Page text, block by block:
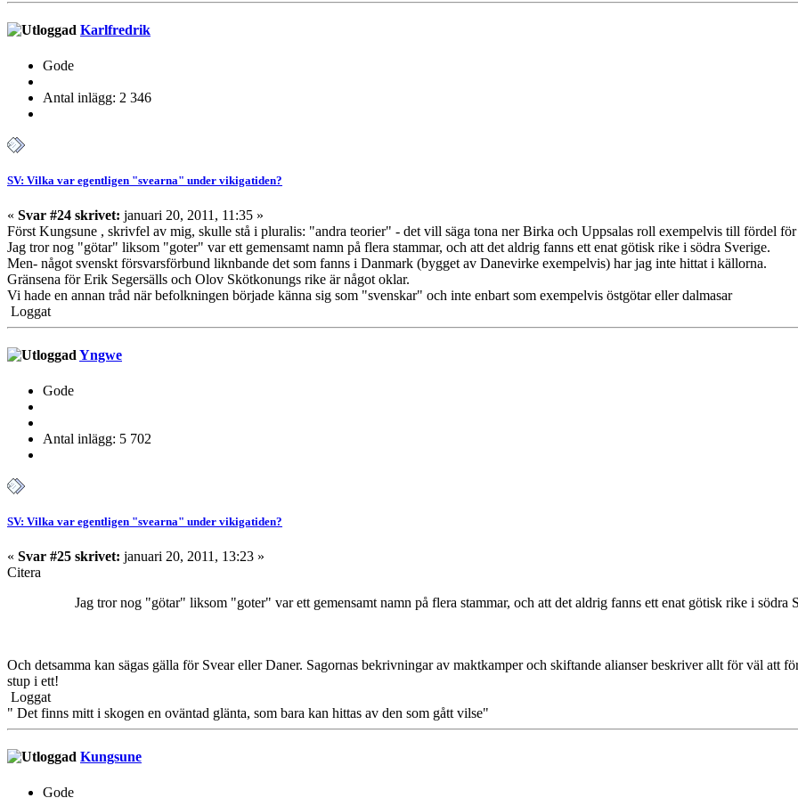
Karlfredrik
Gode
Antal inlägg: 2 346
SV: Vilka var egentligen "svearna" under vikigatiden?
« Svar #24 skrivet: januari 20, 2011, 11:35 »
Först Kungsune , skrivfel av mig, skulle stå i pluralis: "andra teorier" - det vill säga tona ner Birka och Uppsalas roll exempelvis till fördel för
Jag tror nog "götar" liksom "goter" var ett gemensamt namn på flera stammar, och att det aldrig fanns ett enat götisk rike i södra Sverige.
Men- något svenskt försvarsförbund liknbande det som fanns i Danmark (bygget av Danevirke exempelvis) har jag inte hittat i källorna.
Gränsena för Erik Segersälls och Olov Skötkonungs rike är något oklar.
Vi hade en annan tråd när befolkningen började känna sig som "svenskar" och inte enbart som exempelvis östgötar eller dalmasar
Loggat
Yngwe
Gode
Antal inlägg: 5 702
SV: Vilka var egentligen "svearna" under vikigatiden?
« Svar #25 skrivet: januari 20, 2011, 13:23 »
Citera
Jag tror nog "götar" liksom "goter" var ett gemensamt namn på flera stammar, och att det aldrig fanns ett enat götisk rike i södra
Och detsamma kan sägas gälla för Svear eller Daner. Sagornas bekrivningar av maktkamper och skiftande alianser beskriver allt för väl att
stup i ett!
Loggat
" Det finns mitt i skogen en oväntad glänta, som bara kan hittas av den som gått vilse"
Kungsune
Gode